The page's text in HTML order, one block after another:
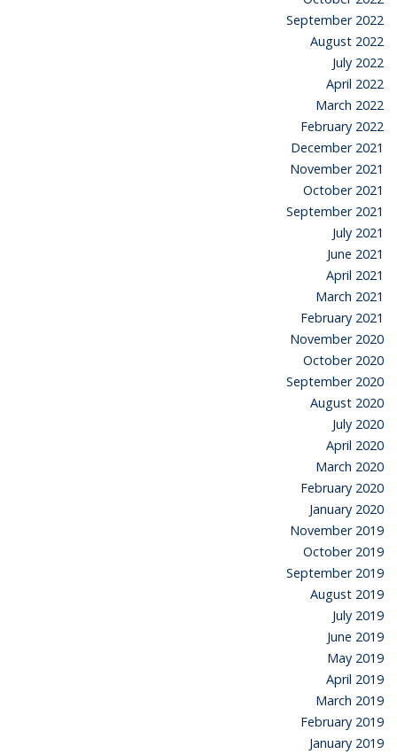
September 2022
August 2022
July 2022
April 2022
March 2022
February 2022
December 2021
November 2021
October 2021
September 2021
July 2021
June 2021
April 2021
March 2021
February 2021
November 2020
October 2020
September 2020
August 2020
July 2020
April 2020
March 2020
February 2020
January 2020
November 2019
October 2019
September 2019
August 2019
July 2019
June 2019
May 2019
April 2019
March 2019
February 2019
January 2019